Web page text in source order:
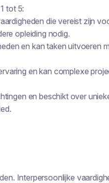
tot 5:
die vereist zijn
opleiding nodig.
en kan taken uitvoeren
en kan complexe
en beschikt over
Interpersoonlijke